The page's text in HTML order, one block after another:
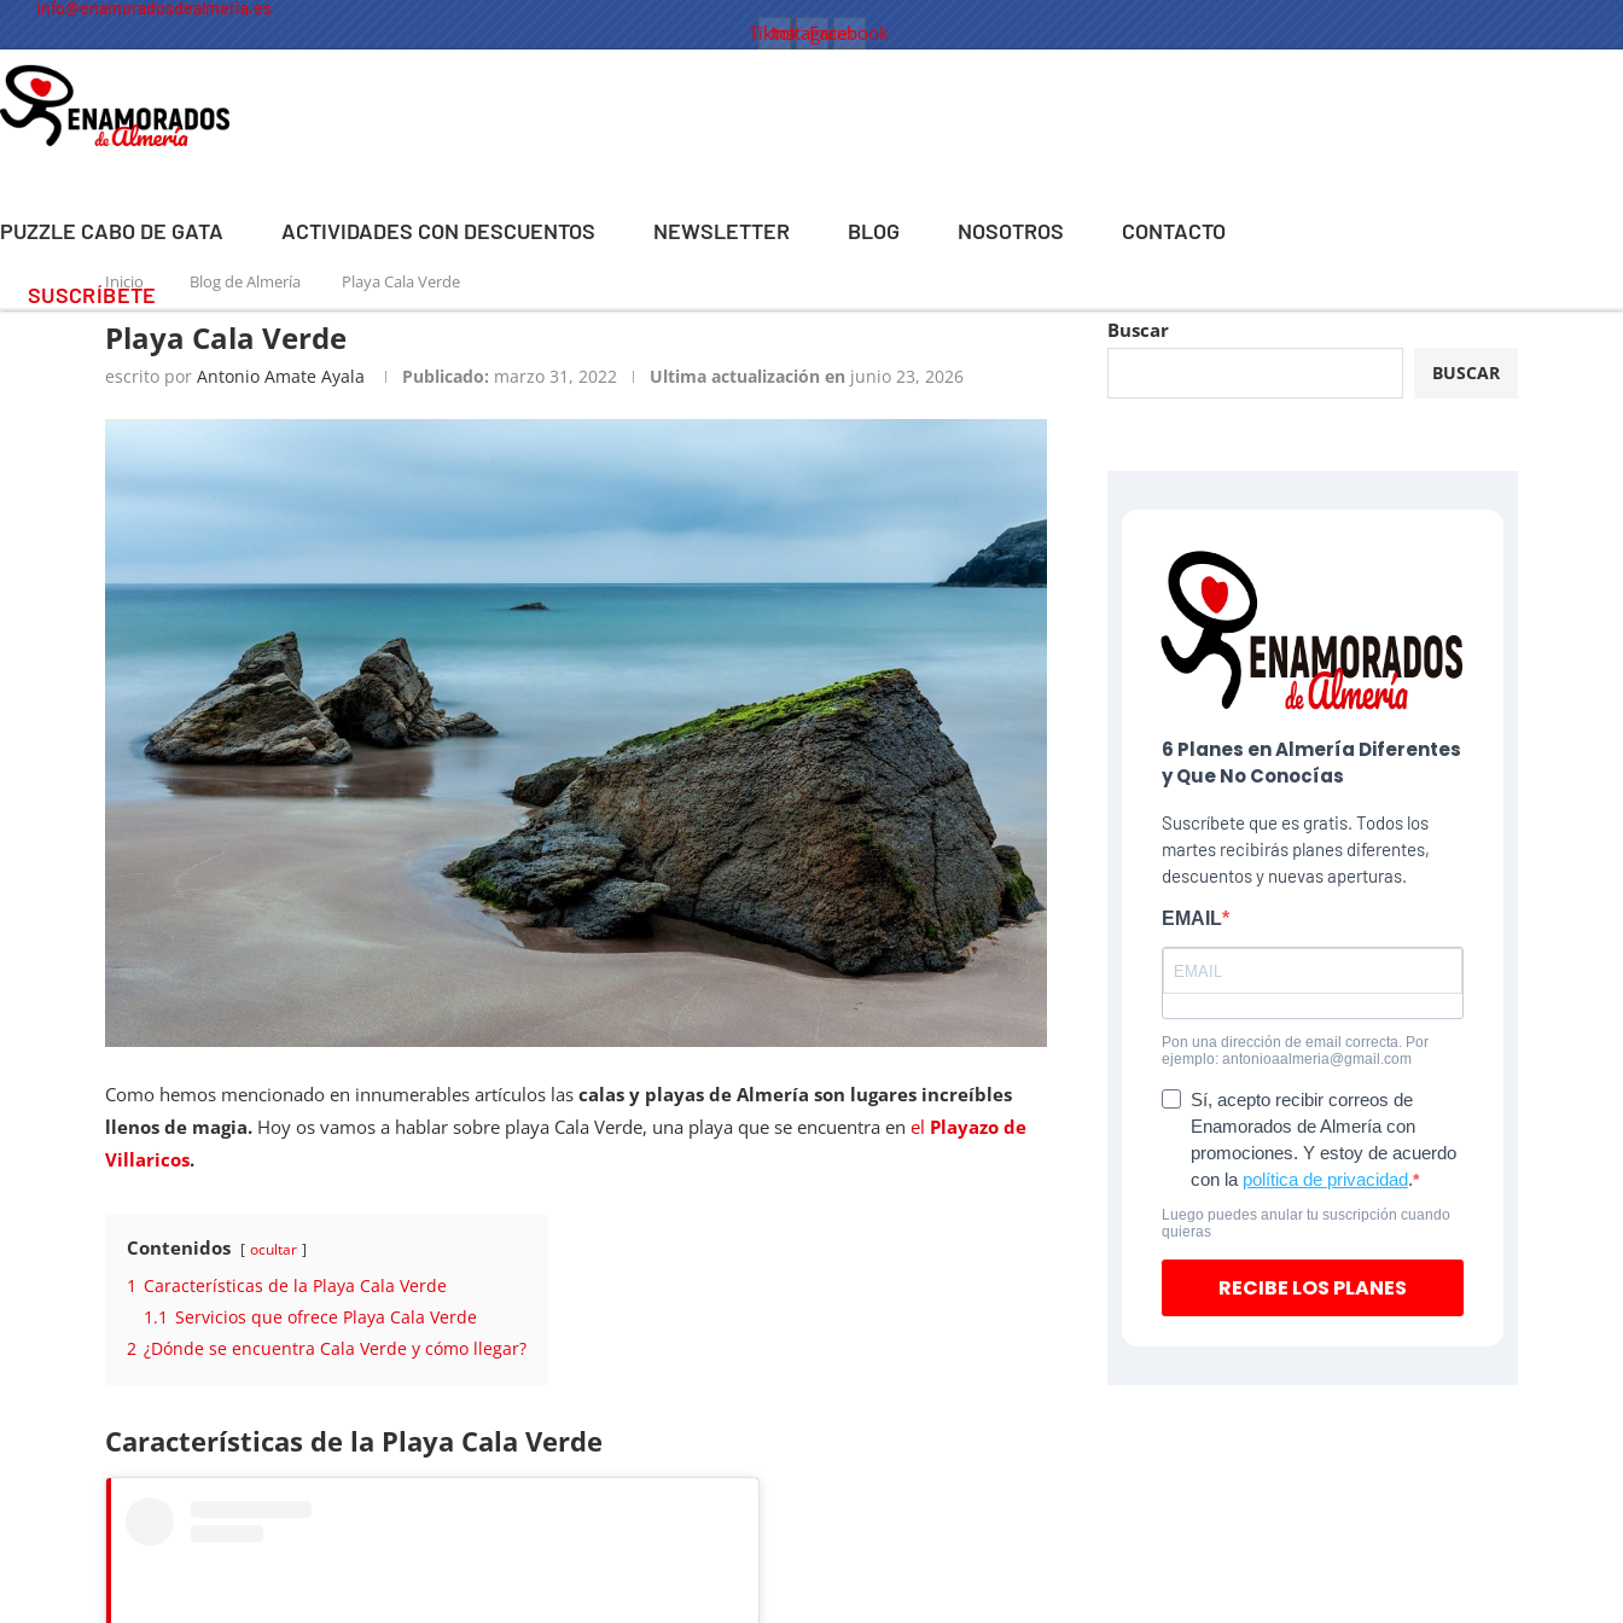
info@enamoradosdealmeria.es
Tiktok
Instagram
Facebook
PUZZLE CABO DE GATA ACTIVIDADES CON DESCUENTOS NEWSLETTER BLOG NOSOTROS CONTACTO
SUSCRÍBETE
Inicio Blog de Almería Playa Cala Verde
Playa Cala Verde
escrito por Antonio Amate Ayala Publicado: marzo 31, 2022 Ultima actualización en junio 23, 2026
Como hemos mencionado en innumerables artículos las calas y playas de Almería son lugares increíbles
llenos de magia. Hoy os vamos a hablar sobre playa Cala Verde, una playa que se encuentra en el Playazo de
Villaricos.
Contenidos ocultar
1 Características de la Playa Cala Verde
1.1 Servicios que ofrece Playa Cala Verde
2 ¿Dónde se encuentra Cala Verde y cómo llegar?
Características de la Playa Cala Verde
Buscar
BUSCAR
6 Planes​ en Almería Diferentes
y Que No Conocías
Suscríbete que es gratis. Todos los
martes recibirás planes diferentes,
descuentos y nuevas aperturas.
EMAIL
Pon una dirección de email correcta. Por
ejemplo: antonioaalmeria@gmail.com
Sí, acepto recibir correos de
Enamorados de Almería con
promociones. Y estoy de acuerdo
con la política de privacidad.
Luego puedes anular tu suscripción cuando
quieras
RECIBE LOS PLANES